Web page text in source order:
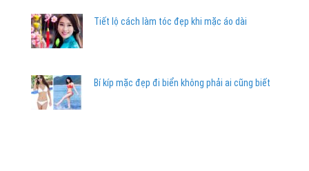
Tiết lộ cách làm tóc đẹp khi mặc áo dài
Bí kíp mặc đẹp đi biển không phải ai cũng biết